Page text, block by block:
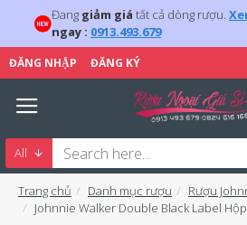
Đang giảm giá tất cả dòng rượu.
ngay : 0913.493.679
ĐĂNG NHẬP ĐĂNG KÝ
All
Trang chủ Danh mục rượu
Rượu
Johnnie Walker Double Black Label